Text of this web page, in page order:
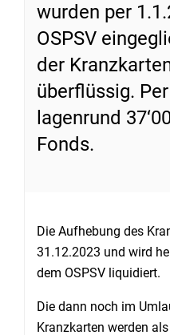
wurden per
OSPSV
der
überflüssig.
lagenrund
Fonds.
Die Aufhebung des
31.12.2023 und wird
dem OSPSV liquidiert.
Die dann noch im
Kranzkarten werden